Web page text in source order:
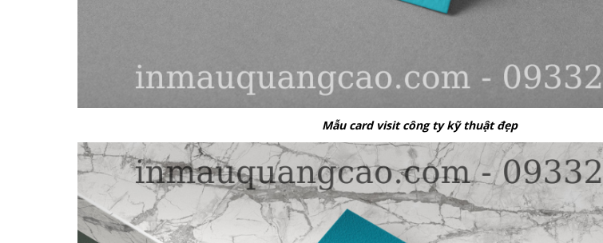
Mẫu card visit công ty kỹ thuật đẹp